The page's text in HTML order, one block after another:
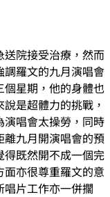
院接受治療，然而
羅文的九月演唱會
星期，他的身體也
是超體力的挑戰，
唱會太操勞，同時
九月開演唱會的預
既然開不成一個完
亦很尊重羅文的意
片工作亦一併擱